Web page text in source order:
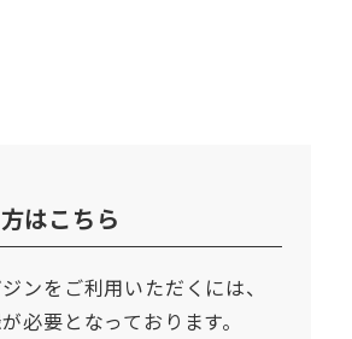
はこちら
ンをご利用いただくには、
必要となっております。